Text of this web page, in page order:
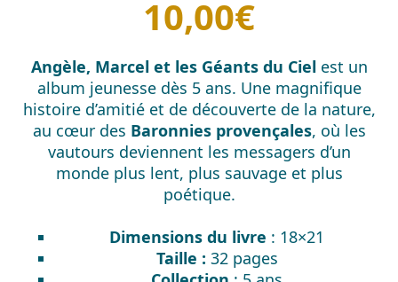
10,00€
Angèle, Marcel et les Géants du Cielest un
album jeunesse dès 5 ans. Une magnifique
histoire d’amitié et de découverte de la nature,
au cœur des Baronnies provençales, où les
vautours deviennent les messagers d’un
monde plus lent, plus sauvage et plus
poétique.
Dimensions du livre : 18×21
Taille : 32 pages